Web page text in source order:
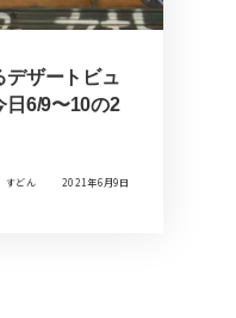
デザートビュ
日6/9〜10の2
すどん 2021年6月9日